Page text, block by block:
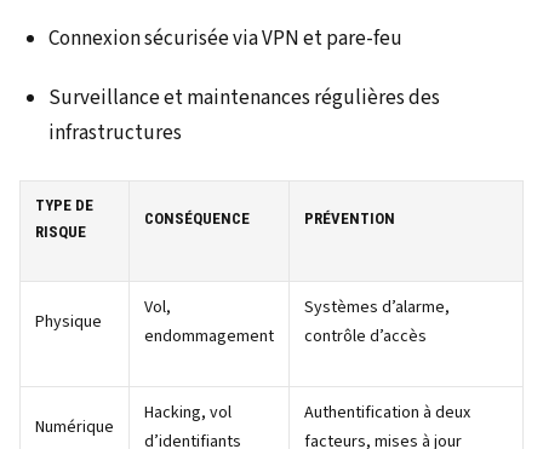
Connexion sécurisée via VPN et pare-feu
Surveillance et maintenances régulières des
infrastructures
TYPE DE
RISQUE
CONSÉQUENCE PRÉVENTION
Physique
Vol,
endommagement
Systèmes d’alarme,
contrôle d’accès
Numérique
Hacking, vol
d’identifiants
Authentification à deux
facteurs, mises à jour